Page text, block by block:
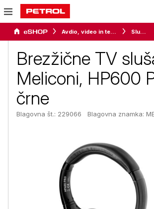
Avdio, video in telefonija Slušalke
Brezžične TV
Meliconi, HP600
črne
Blagovna št.: 229066 Blagovna znamka: